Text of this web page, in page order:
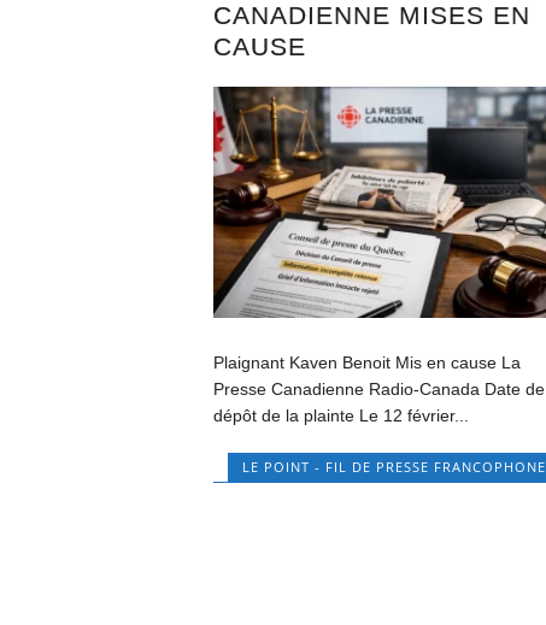
CANADIENNE MISES EN
CAUSE
Plaignant Kaven Benoit Mis en cause La
Presse Canadienne Radio-Canada Date de
dépôt de la plainte Le 12 février...
LE POINT - FIL DE PRESSE FRANCOPHONE